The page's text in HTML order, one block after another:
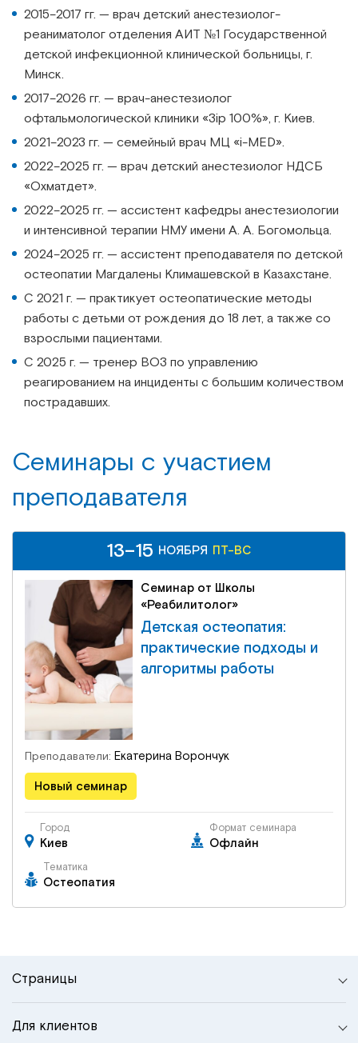
2015–2017 гг. — врач детский анестезиолог-
реаниматолог отделения АИТ №1 Государственной
детской инфекционной клинической больницы, г.
Минск.
2017–2026 гг. — врач-анестезиолог
офтальмологической клиники «Зір 100%», г. Киев.
2021–2023 гг. — семейный врач МЦ «і-MED».
2022–2025 гг. — врач детский анестезиолог НДСБ
«Охматдет».
2022–2025 гг. — ассистент кафедры анестезиологии
и интенсивной терапии НМУ имени А. А. Богомольца.
2024–2025 гг. — ассистент преподавателя по детской
остеопатии Магдалены Климашевской в Казахстане.
С 2021 г. — практикует остеопатические методы
работы с детьми от рождения до 18 лет, а также со
взрослыми пациентами.
С 2025 г. — тренер ВОЗ по управлению
реагированием на инциденты с большим количеством
пострадавших.
Семинары c участием
преподавателя
Семинар от Школы
«Реабилитолог»
Детская остеопатия:
практические подходы и
алгоритмы работы
Преподаватели: Екатерина Ворончук
Новый семинар
Город
Киев
Формат семинара
Офлайн
Тематика
Остеопатия
13–15 НОЯБРЯ ПТ-ВС
Страницы
Для клиентов